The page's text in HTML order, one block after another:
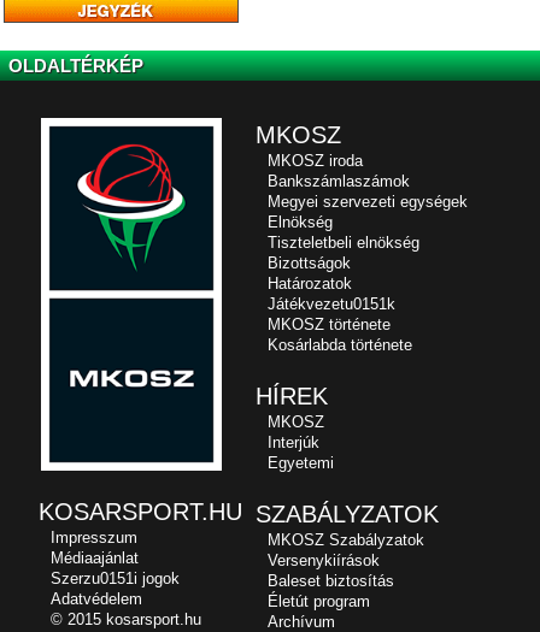
OLDALTÉRKÉP
MKOSZ
MKOSZ iroda
Bankszámlaszámok
Megyei szervezeti egységek
Elnökség
Tiszteletbeli elnökség
Bizottságok
Határozatok
Játékvezetu0151k
MKOSZ története
Kosárlabda története
HÍREK
MKOSZ
Interjúk
Egyetemi
SZABÁLYZATOK
MKOSZ Szabályzatok
Versenykiírások
Baleset biztosítás
Életút program
Archívum
KOSARSPORT.HU
Impresszum
Médiaajánlat
Szerzu0151i jogok
Adatvédelem
© 2015 kosarsport.hu